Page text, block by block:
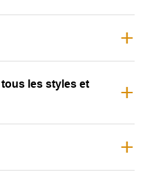
les styles et